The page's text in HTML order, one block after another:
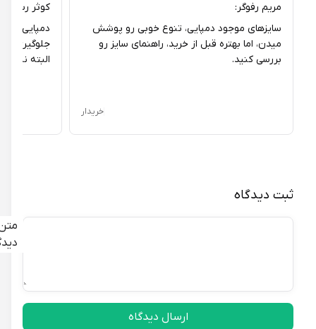
ثبت دیدگاه
متن
دیدگاه
ارسال دیدگاه
مریم رفوگر:
سایزهای موجود دمپایی، تنوع خوبی رو پوشش
میدن، اما بهتره قبل از خرید، راهنمای سایز رو
بررسی کنید.
خریدار
کوثر رستمی:
دمپایی
جلوگیری از
البته نیاز به